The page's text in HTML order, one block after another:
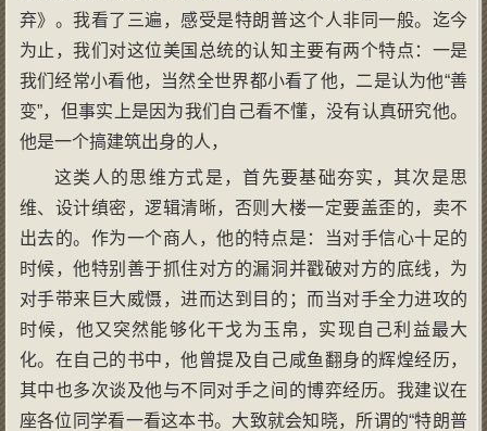
弃》。我看了三遍，感受是特朗普这个人非同一般。迄今
为止，我们对这位美国总统的认知主要有两个特点：一是
我们经常小看他，当然全世界都小看了他，二是认为他“善
变”，但事实上是因为我们自己看不懂，没有认真研究他。
他是一个搞建筑出身的人，
这类人的思维方式是，首先要基础夯实，其次是思
维、设计缜密，逻辑清晰，否则大楼一定要盖歪的，卖不
出去的。作为一个商人，他的特点是：当对手信心十足的
时候，他特别善于抓住对方的漏洞并戳破对方的底线，为
对手带来巨大威慑，进而达到目的；而当对手全力进攻的
时候，他又突然能够化干戈为玉帛，实现自己利益最大
化。在自己的书中，他曾提及自己咸鱼翻身的辉煌经历，
其中也多次谈及他与不同对手之间的博弈经历。我建议在
座各位同学看一看这本书。大致就会知晓，所谓的“特朗普